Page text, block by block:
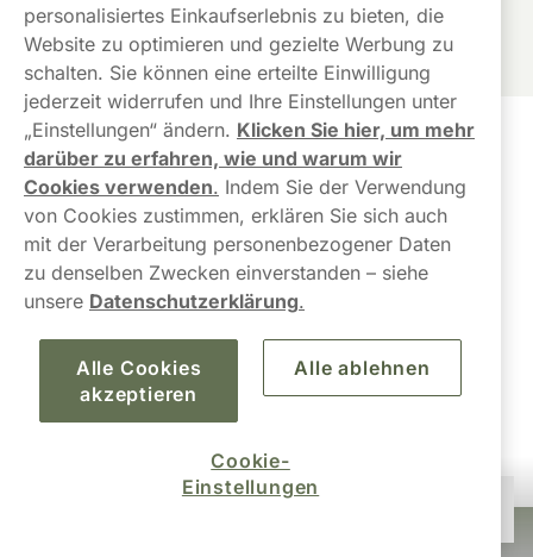
58,90 €
Kundendienst
Links
Über uns
personalisiertes Einkaufserlebnis zu bieten, die
Website zu optimieren und gezielte Werbung zu
schalten. Sie können eine erteilte Einwilligung
jederzeit widerrufen und Ihre Einstellungen unter
„Einstellungen“ ändern. Klicken Sie hier, um mehr
darüber zu erfahren, wie und warum wir
Cookies verwenden. Indem Sie der Verwendung
von Cookies zustimmen, erklären Sie sich auch
mit der Verarbeitung personenbezogener Daten
zu denselben Zwecken einverstanden – siehe
unsere Datenschutzerklärung.
Alle Cookies
akzeptieren
Alle ablehnen
Cookie-
Einstellungen